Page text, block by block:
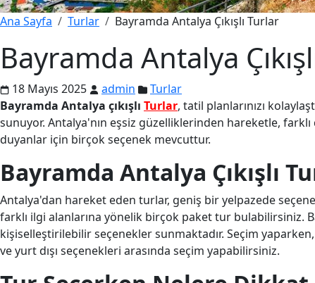
Ana Sayfa Turlar Bayramda Antalya Çıkışlı Turlar
Bayramda Antalya
18 Mayıs 2025 admin
Turlar
Bayramda Antalya çıkışlı Turlar, tatil planlarınızı
sunuyor. Antalya'nın eşsiz güzelliklerinden hareketle,
duyanlar için birçok seçenek mevcuttur.
Bayramda Antalya Çıkışlı
Antalya'dan hareket eden turlar, geniş bir yelpazede
farklı ilgi alanlarına yönelik birçok paket tur bulabilirsiniz.
kişiselleştirilebilir seçenekler sunmaktadır. Seçim
ve yurt dışı seçenekleri arasında seçim yapabilirsiniz.